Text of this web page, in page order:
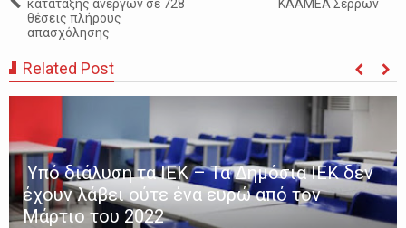
κατάταξης ανέργων σε 728
θέσεις πλήρους
απασχόλησης
ΚΑΑΜΕΑ Σερρών
Related Post
Υπό διάλυση τα ΙΕΚ – Τα Δημόσια ΙΕΚ δεν
έχουν λάβει ούτε ένα ευρώ από τον
Μάρτιο του 2022